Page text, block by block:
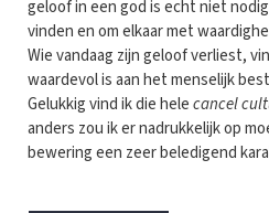
geloof in een god is echt niet
vinden en om elkaar met
Wie vandaag zijn geloof verliest,
waardevol is aan het menselijk
Gelukkig vind ik die helecancel
anders zou ik er nadrukkelijk op
bewering een zeer beledigend